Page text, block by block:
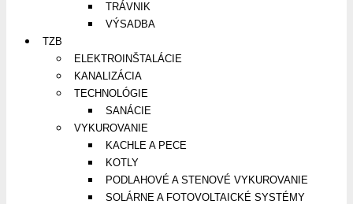
TRÁVNIK
VÝSADBA
TZB
ELEKTROINŠTALÁCIE
KANALIZÁCIA
TECHNOLÓGIE
SANÁCIE
VYKUROVANIE
KACHLE A PECE
KOTLY
PODLAHOVÉ A STENOVÉ VYKUROVANIE
SOLÁRNE A FOTOVOLTAICKÉ SYSTÉMY